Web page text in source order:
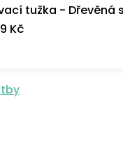
tužka - Dřevěná
Kč